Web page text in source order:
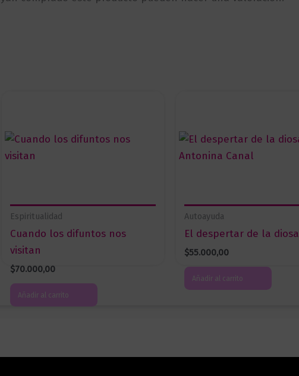
Espiritualidad
Cuando los difuntos nos
visitan
$70.000,00
Añadir al carrito
Autoayuda
El despertar de la diosa
$55.000,00
Añadir al carrito